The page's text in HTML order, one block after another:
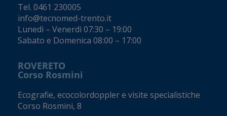
Tel. 0461 230005
info@tecnomed-trento.it
Lunedì – Venerdì 07:30 – 19:00
Sabato e Domenica 08:00 – 17:00
ROVERETO
Corso Rosmini
Ecografie, ecocolordoppler e visite specialistiche
Corso Rosmini, 8